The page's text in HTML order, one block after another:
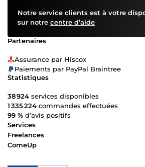
l'analyse des résultats, avec un seul
satisfaction ! 🎯
Notre service clients est à votre
sur notre centre d’aide
Partenaires
Assurance par Hiscox
Paiements par PayPal Braintree
Statistiques
38 924 services disponibles
1 335 224 commandes effectuées
99 % d’avis positifs
Services
Freelances
ComeUp